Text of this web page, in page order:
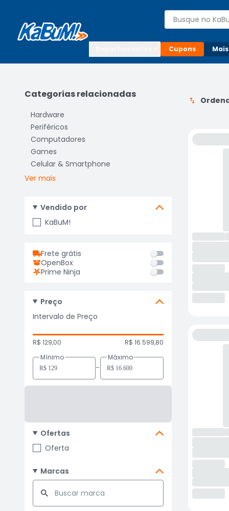
Buscar
Cupons
Categorias relacionadas
Hardware
Periféricos
Computadores
Games
Celular & Smartphone
Ver mais
Vendido por
KaBuM!
Frete grátis
OpenBox
Prime Ninja
Preço
Intervalo de Preço
R$ 129,00
R$ 16.599,80
Mínimo
-
Máximo
Ofertas
Oferta
Marcas